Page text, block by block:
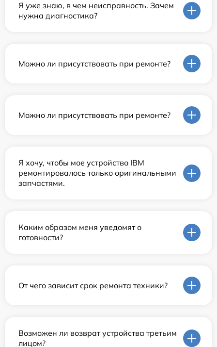
Я уже знаю, в чем неисправность. Зачем
нужна диагностика?
Можно ли присутствовать при ремонте?
Можно ли присутствовать при ремонте?
Я хочу, чтобы мое устройство IBM
ремонтировалось только оригинальными
запчастями.
Каким образом меня уведомят о
готовности?
От чего зависит срок ремонта техники?
Возможен ли возврат устройства третьим
лицом?